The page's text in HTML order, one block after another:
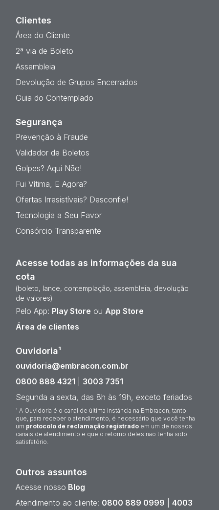
Clientes
Área do Cliente
2ª via de Boleto
Assembleia
Devolução de Grupos Encerrados
Guia do Contemplado
Segurança
Prevenção à Fraude
Validador de Boletos
Golpes? Aqui Não!
Fui Vítima, E Agora?
Ofertas Irresistíveis? Desconfie!
Tecnologia a Seu Favor
Consórcio Transparente
Acesse todas as informações da sua
cota
(boleto, lance, contemplação, assembleia, devolução
de valores)
Pelo App: Play Store ou App Store
Área de clientes
Ouvidoria¹
ouvidoria@embracon.com.br
0800 888 4321
3003 7351
Segunda a sexta, das 8h às 19h, exceto feriados
¹ A Ouvidoria é o canal de última instância na Embracon, tanto
que, para receber o atendimento, é necessário que você tenha
um protocolo de reclamação registrado em um de nossos
canais de atendimento e que o retorno deles não tenha sido
satisfatório.
Outros assuntos
Acesse nosso Blog
Atendimento ao cliente: 0800 889 0999
4003